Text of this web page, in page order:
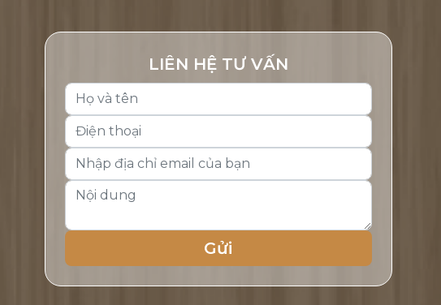
LIÊN HỆ TƯ VẤN